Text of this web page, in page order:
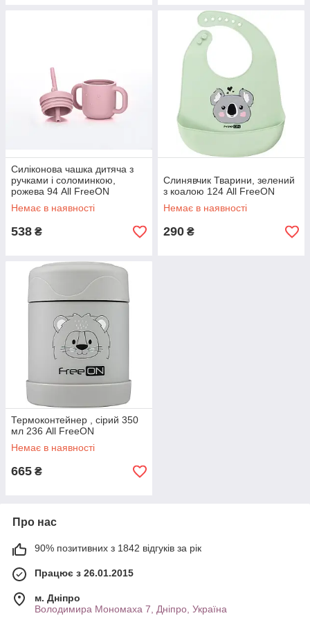
Силіконова чашка дитяча з
ручками і соломинкою,
рожева 94 All FreeON
Немає в наявності
538 ₴
Слинявчик Тварини, зелений
з коалою 124 All FreeON
Немає в наявності
290 ₴
Термоконтейнер , сірий 350
мл 236 All FreeON
Немає в наявності
665 ₴
Про нас
90% позитивних з 1842 відгуків за рік
Працює з 26.01.2015
м. Дніпро
Володимира Мономаха 7, Дніпро, Україна